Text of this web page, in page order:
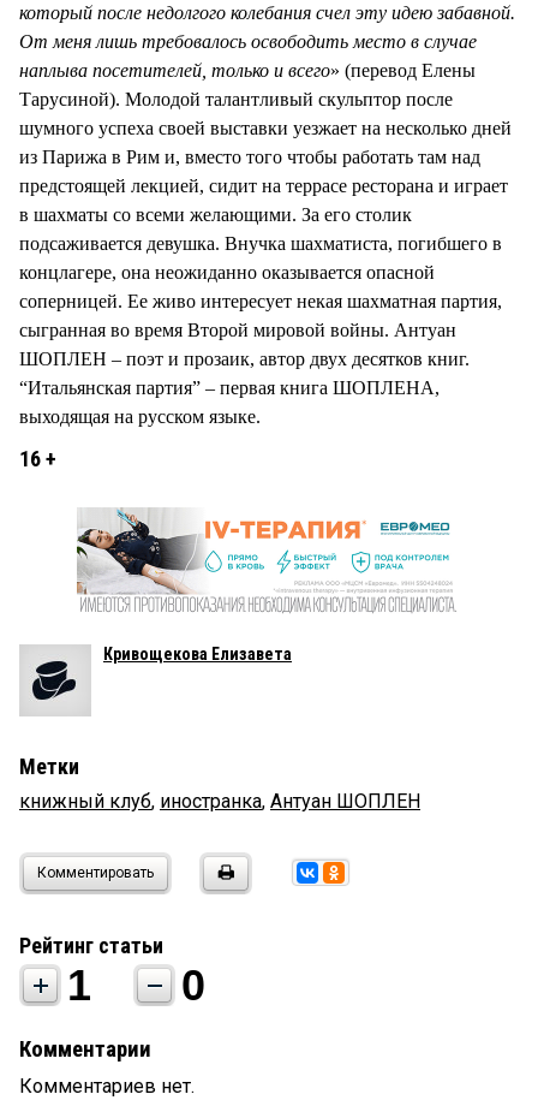
который после недолгого колебания счел эту идею забавной.
От меня лишь требовалось освободить место в случае
наплыва посетителей, только и всего» (перевод Елены
Тарусиной). Молодой талантливый скульптор после
шумного успеха своей выставки уезжает на несколько дней
из Парижа в Рим и, вместо того чтобы работать там над
предстоящей лекцией, сидит на террасе ресторана и играет
в шахматы со всеми желающими. За его столик
подсаживается девушка. Внучка шахматиста, погибшего в
концлагере, она неожиданно оказывается опасной
соперницей. Ее живо интересует некая шахматная партия,
сыгранная во время Второй мировой войны. Антуан
ШОПЛЕН – поэт и прозаик, автор двух десятков книг.
“Итальянская партия” – первая книга ШОПЛЕНА,
выходящая на русском языке.
16 +
Кривощекова Елизавета
Метки
книжный клуб, иностранка, Антуан ШОПЛЕН
Комментировать
Рейтинг статьи
1 0
Комментарии
Комментариев нет.